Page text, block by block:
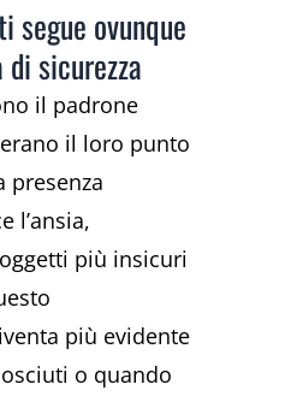
segue ovunque
sicurezza
il padrone
il loro punto
presenza
l’ansia,
più insicuri
più evidente
o quando